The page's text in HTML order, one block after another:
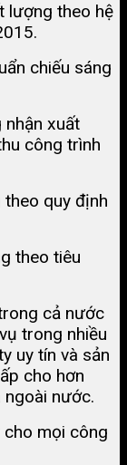
lượng theo hệ
chiếu sáng
nhận xuất
công trình
quy định
theo tiêu
cả nước
trong nhiều
uy tín và sản
cho hơn
nước.
cho mọi công